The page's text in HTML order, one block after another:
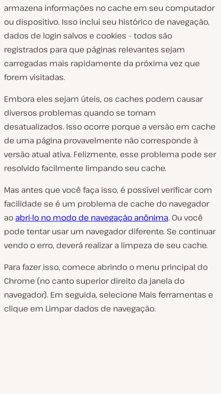
armazena informações no cache em seu computador
ou dispositivo. Isso inclui seu histórico de navegação,
dados de login salvos e cookies – todos são
registrados para que páginas relevantes sejam
carregadas mais rapidamente da próxima vez que
forem visitadas.
Embora eles sejam úteis, os caches podem causar
diversos problemas quando se tornam
desatualizados. Isso ocorre porque a versão em cache
de uma página provavelmente não corresponde à
versão atual ativa. Felizmente, esse problema pode ser
resolvido facilmente limpando seu cache.
Mas antes que você faça isso, é possível verificar com
facilidade se é um problema de cache do navegador
ao abri-lo no modo de navegação anônima. Ou você
pode tentar usar um navegador diferente. Se continuar
vendo o erro, deverá realizar a limpeza de seu cache.
Para fazer isso, comece abrindo o menu principal do
Chrome (no canto superior direito da janela do
navegador). Em seguida, selecione Mais ferramentas e
clique em Limpar dados de navegação.